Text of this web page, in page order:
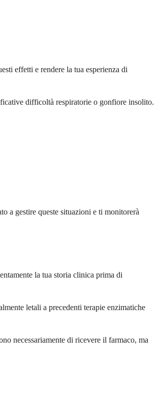
effetti e rendere la tua esperienza di
difficoltà respiratorie o gonfiore insolito.
a gestire queste situazioni e ti monitorerà
la tua storia clinica prima di
letali a precedenti terapie enzimatiche
necessariamente di ricevere il farmaco, ma